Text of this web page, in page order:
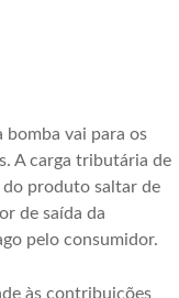
bomba vai para os
A carga tributária de
produto saltar de
de saída da
pelo consumidor.
às contribuições